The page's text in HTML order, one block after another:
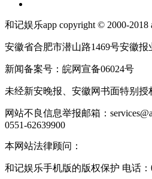
和记娱乐app copyright © 2000-2018
安徽省合肥市潜山路1469号安徽报
新闻备案号：皖网宣备06024号
未经新安晚报、安徽网书面特别
网站不良信息举报邮箱：
0551-62639900
本网站法律顾问：
和记娱乐手机版的版权保护 电话：